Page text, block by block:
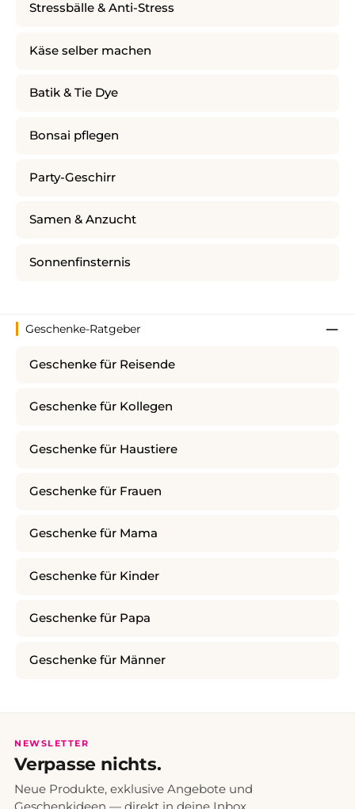
Stressbälle & Anti-Stress
Käse selber machen
Batik & Tie Dye
Bonsai pflegen
Party-Geschirr
Samen & Anzucht
Sonnenfinsternis
Geschenke-Ratgeber
Geschenke für Reisende
Geschenke für Kollegen
Geschenke für Haustiere
Geschenke für Frauen
Geschenke für Mama
Geschenke für Kinder
Geschenke für Papa
Geschenke für Männer
NEWSLETTER
Verpasse nichts.
Neue Produkte, exklusive Angebote und